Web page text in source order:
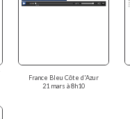
France Bleu Côte d'Azur
21 mars à 8h10